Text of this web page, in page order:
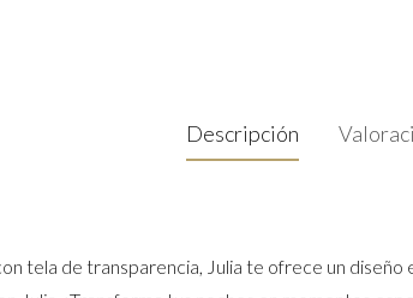
Descripción
tela de transparencia, Julia te ofrece un